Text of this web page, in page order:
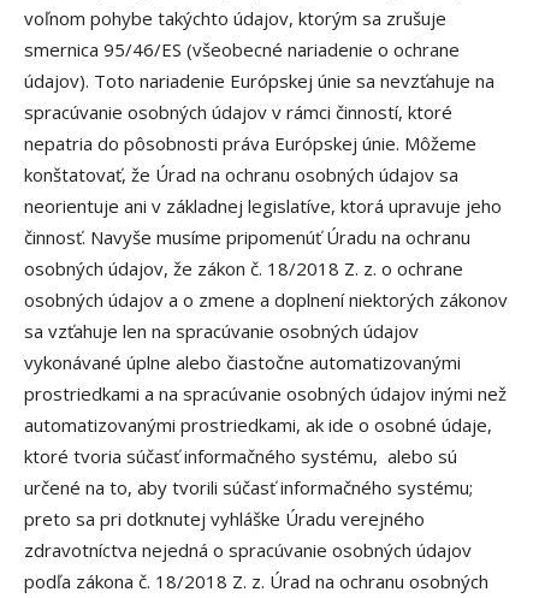
voľnom pohybe takýchto údajov, ktorým sa zrušuje
smernica 95/46/ES (všeobecné nariadenie o ochrane
údajov). Toto nariadenie Európskej únie sa nevzťahuje na
spracúvanie osobných údajov v rámci činností, ktoré
nepatria do pôsobnosti práva Európskej únie. Môžeme
konštatovať, že Úrad na ochranu osobných údajov sa
neorientuje ani v základnej legislatíve, ktorá upravuje jeho
činnosť. Navyše musíme pripomenúť Úradu na ochranu
osobných údajov, že zákon č. 18/2018 Z. z. o ochrane
osobných údajov a o zmene a doplnení niektorých zákonov
sa vzťahuje len na spracúvanie osobných údajov
vykonávané úplne alebo čiastočne automatizovanými
prostriedkami a na spracúvanie osobných údajov inými než
automatizovanými prostriedkami, ak ide o osobné údaje,
ktoré tvoria súčasť informačného systému, alebo sú
určené na to, aby tvorili súčasť informačného systému;
preto sa pri dotknutej vyhláške Úradu verejného
zdravotníctva nejedná o spracúvanie osobných údajov
podľa zákona č. 18/2018 Z. z. Úrad na ochranu osobných